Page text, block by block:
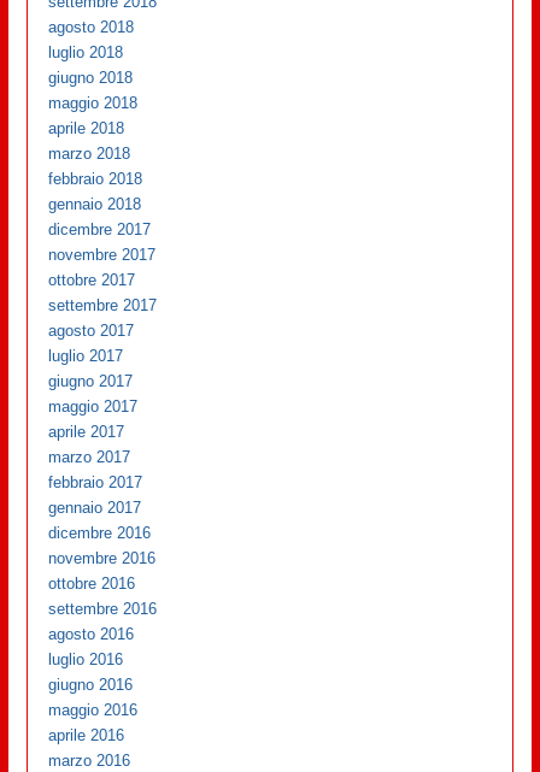
agosto 2018
luglio 2018
giugno 2018
maggio 2018
aprile 2018
marzo 2018
febbraio 2018
gennaio 2018
dicembre 2017
novembre 2017
ottobre 2017
settembre 2017
agosto 2017
luglio 2017
giugno 2017
maggio 2017
aprile 2017
marzo 2017
febbraio 2017
gennaio 2017
dicembre 2016
novembre 2016
ottobre 2016
settembre 2016
agosto 2016
luglio 2016
giugno 2016
maggio 2016
aprile 2016
marzo 2016